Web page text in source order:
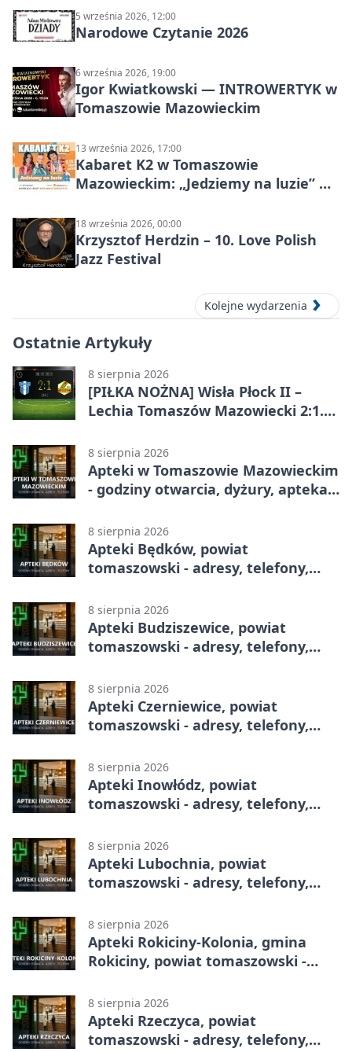
5 września 2026, 12:00
Narodowe Czytanie 2026
6 września 2026, 19:00
Igor Kwiatkowski — INTROWERTYK w
Tomaszowie Mazowieckim
13 września 2026, 17:00
Kabaret K2 w Tomaszowie
Mazowieckim: „Jedziemy na luzie” w
Społecznej
18 września 2026, 00:00
Krzysztof Herdzin – 10. Love Polish
Jazz Festival
Kolejne wydarzenia
Ostatnie Artykuły
8 sierpnia 2026
[PIŁKA NOŻNA] Wisła Płock II –
Lechia Tomaszów Mazowiecki 2:1.
w Betclic 3. Lidze Grupa 1 (Grupa I)
8 sierpnia 2026
Apteki w Tomaszowie Mazowieckim
- godziny otwarcia, dyżury, apteka
8 sierpnia 2026
Apteki Będków, powiat
tomaszowski - adresy, telefony,
8 sierpnia 2026
Apteki Budziszewice, powiat
tomaszowski - adresy, telefony,
8 sierpnia 2026
Apteki Czerniewice, powiat
tomaszowski - adresy, telefony,
8 sierpnia 2026
Apteki Inowłódz, powiat
tomaszowski - adresy, telefony,
8 sierpnia 2026
Apteki Lubochnia, powiat
tomaszowski - adresy, telefony,
8 sierpnia 2026
Apteki Rokiciny-Kolonia, gmina
Rokiciny, powiat tomaszowski -
8 sierpnia 2026
Apteki Rzeczyca, powiat
tomaszowski - adresy, telefony,